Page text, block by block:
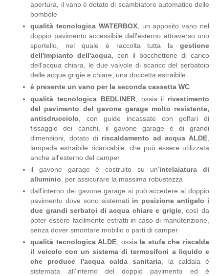
apertura, il vano è dotato di scambiatore automatico delle
bombole
qualità tecnologica WATERBOX, un apposito vano nel
doppio pavimento accessibile dall'esterno attraverso uno
sportello, nel quale è raccolta tutta la gestione
dell'impianto dell'acqua, con il bocchettone di carico
dell'acqua chiara, le due valvole di scarico del serbatoio
delle acque grigie e chiare, una doccetta estraibile
è presente un vano per la seconda cassetta WC
qualità tecnologica BEDLINER, ossia il rivestimento
del pavimento del gavone garage molto resistente,
antisdrucciolo , con guide incassate con golfari di
fissaggio dei carichi, il gavone garage è di grandi
dimensioni, dotato di riscaldamento ad acqua ALDE
lampada estraibile ricaricabile, che può essere utilizzata
anche all'esterno del camper
il gavone garage è costruito su un'intelaiatura di
alluminio , per assicurare la massima robustezza
dall'interno dei gavone garage si può accedere al doppio
pavimento dove sono sistemati in posizione antigelo i
due grandi serbatoi di acqua chiare e grigie, così da
poter essere facilmente estratti in caso di manutenzione,
senza dover smontare mobilio o parti di camper
qualità tecnologica ALDE , ossia la stufa che riscalda
il veicolo con un sistema di termosifoni a liquido e
che produce l'acqua calda sanitaria, la caldaia è
sistemata all'interno del doppio pavimento ed è